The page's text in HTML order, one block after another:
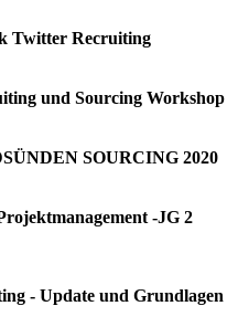
Twitter Recruiting
und Sourcing Workshop
SOURCING 2020
-JG 2
- Update und Grundlagen